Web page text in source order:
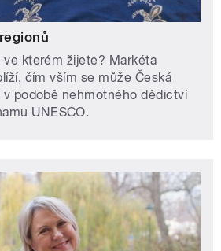
kterém žijete? Markéta
čím vším se může Česká
v podobě nehmotného dědictví
UNESCO.